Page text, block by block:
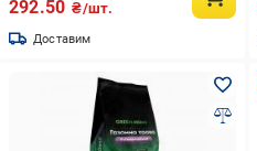
292.50 ₴/шт.
Доставим